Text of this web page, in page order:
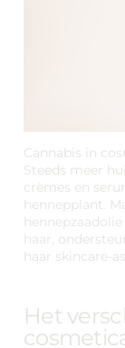
Cannabis in
Steeds meer
crèmes en
hennepplant.
haar,
haar skincare-
Het